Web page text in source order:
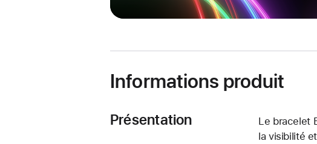
Informations produit
Présentation
Le bracelet
la visibilité